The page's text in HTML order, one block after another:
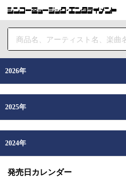
2026年
2025年
2024年
発売日カレンダー